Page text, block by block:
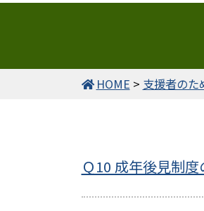
HOME > 支援者のた
Ｑ10 成年後見制